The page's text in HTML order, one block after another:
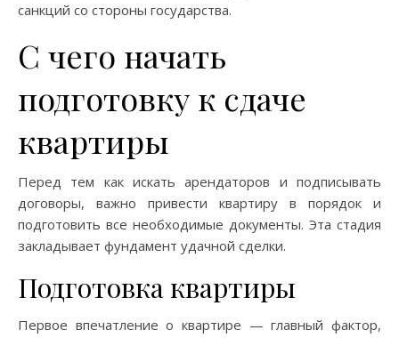
санкций со стороны государства.
С чего начать
подготовку к сдаче
квартиры
Перед тем как искать арендаторов и подписывать
договоры, важно привести квартиру в порядок и
подготовить все необходимые документы. Эта стадия
закладывает фундамент удачной сделки.
Подготовка квартиры
Первое впечатление о квартире — главный фактор,